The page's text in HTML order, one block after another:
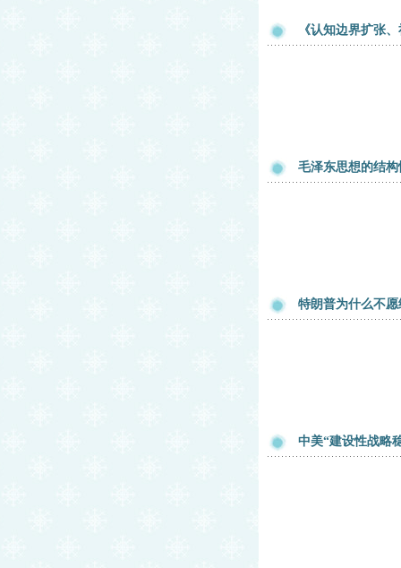
《认知边界扩张
毛泽东思想的结
特朗普为什么不
中美“建设性战略